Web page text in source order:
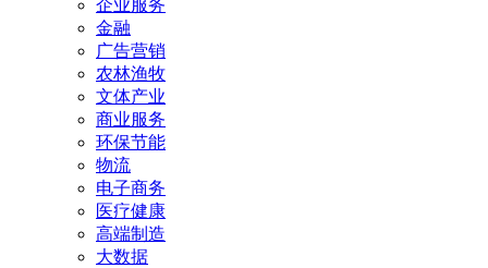
企业服务
金融
广告营销
农林渔牧
文体产业
商业服务
环保节能
物流
电子商务
医疗健康
高端制造
大数据